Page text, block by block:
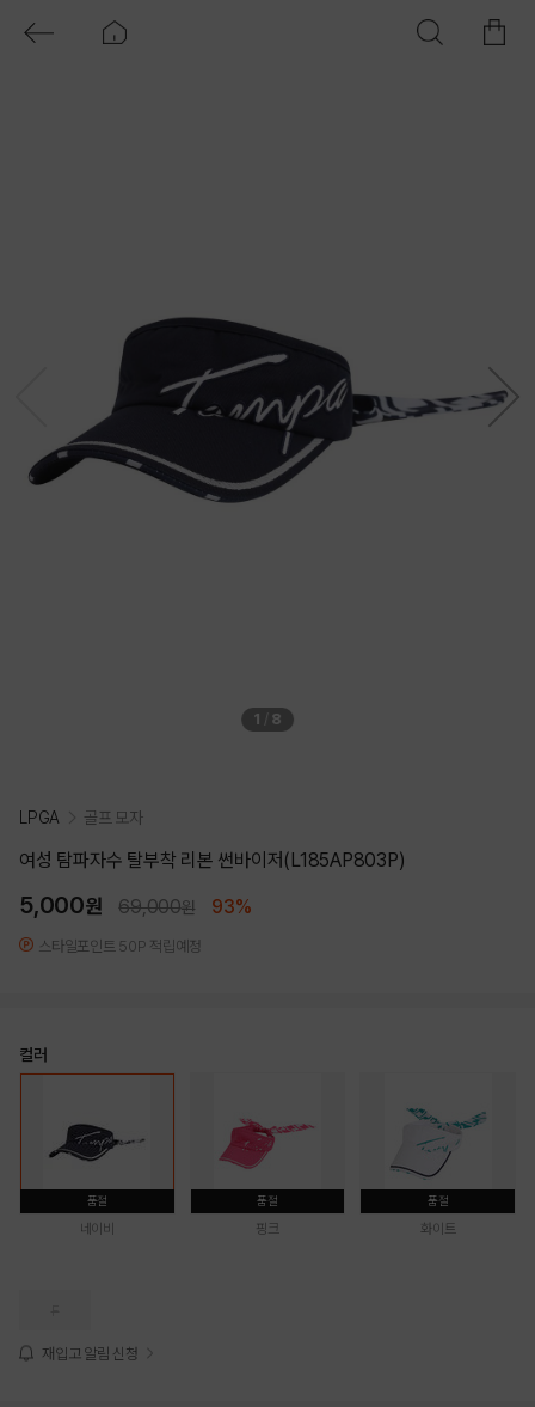
1 / 8
LPGA 골프 모자
여성 탐파자수 탈부착 리본 썬바이저(L185AP803P)
5,000원 69,000원 93%
스타일포인트 50P 적립예정
컬러
품절
네이비
품절
핑크
품절
화이트
재입고 알림 신청